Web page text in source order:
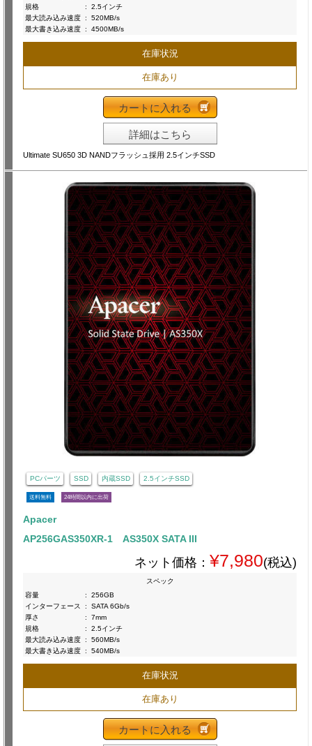
規格
:
2.5インチ
最大読み込み速度 :
520MB/s
最大書き込み速度 : 4500MB/s
在庫状況
在庫あり
カートに入れる
詳細はこちら
Ultimate SU650 3D NANDフラッシュ採用 2.5インチSSD
PCパーツ SSD 内蔵SSD 2.5インチSSD
送料無料 24時間以内に出荷
Apacer
AP256GAS350XR-1 AS350X SATA III
ネット価格： ¥7,980(税込)
スペック
容量
:
256GB
インターフェース
:
SATA 6Gb/s
厚さ
:
7mm
規格
:
2.5インチ
最大読み込み速度 :
560MB/s
最大書き込み速度 : 540MB/s
在庫状況
在庫あり
カートに入れる